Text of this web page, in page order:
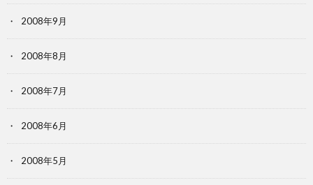
2008年9月
2008年8月
2008年7月
2008年6月
2008年5月